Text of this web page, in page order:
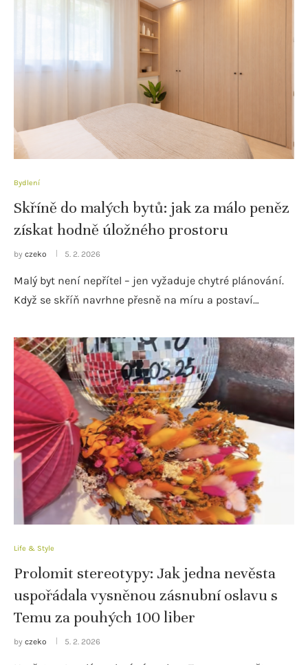
Bydlení
Skříně do malých bytů: jak za málo peněz
získat hodně úložného prostoru
by czeko 5. 2. 2026
Malý byt není nepřítel – jen vyžaduje chytré plánování.
Když se skříň navrhne přesně na míru a postaví…
Life & Style
Prolomit stereotypy: Jak jedna nevěsta
uspořádala vysněnou zásnubní oslavu s
Temu za pouhých 100 liber
by czeko 5. 2. 2026